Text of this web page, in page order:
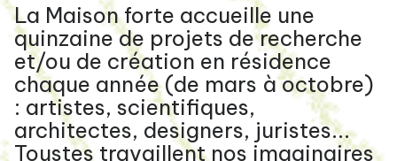
La Maison forte accueille une
quinzaine de projets de recherche
et/ou de création en résidence
chaque année (de mars à octobre)
: artistes, scientifiques,
architectes, designers, juristes...
Toustes travaillent nos imaginaires